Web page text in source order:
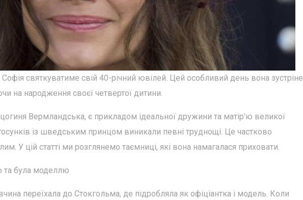
святкуватиме свій 40-річний ювілей. Цей особливий день вона зустріне
на народження своєї четвертої дитини.
Вермландська, є прикладом ідеальної дружини та матір'ю великої
із шведським принцом виникали певні труднощі. Це частково
У цій статті ми розглянемо таємниці, які вона намагалася приховати.
та була моделлю
переїхала до Стокгольма, де підробляла як офіціантка і модель. Коли